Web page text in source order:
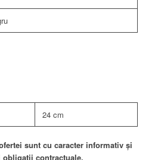
24 cm
sunt cu caracter informativ și
contractuale.